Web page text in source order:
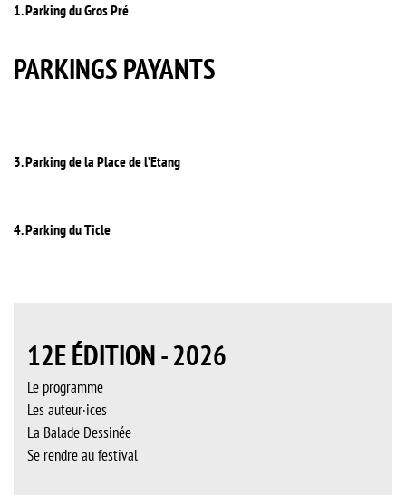
1. Parking du Gros Pré
PARKINGS PAYANTS
3. Parking de la Place de l’Etang
4. Parking du Ticle
12E ÉDITION - 2026
Le programme
Les auteur·ices
La Balade Dessinée
Se rendre au festival